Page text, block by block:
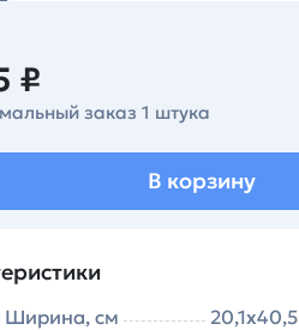
₽
заказ 1 штука
В корзину
Ширина, см
20,1х40,5